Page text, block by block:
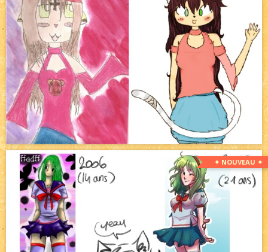
✦ NOUVEAU ✦